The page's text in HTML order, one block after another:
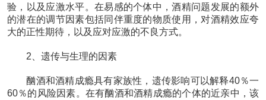
验，以及应激水平。在易感的个体中，酒精问题发展的额外
的潜在的调节因素包括同伴重度的物质使用，对酒精效应夸
大的正性期待，以及应对应激的不良方式。
2、遗传与生理的因素
酗酒和酒精成瘾具有家族性，遗传影响可以解释40％一
60％的风险因素。在有酗酒和酒精成瘾的个体的近亲中，该